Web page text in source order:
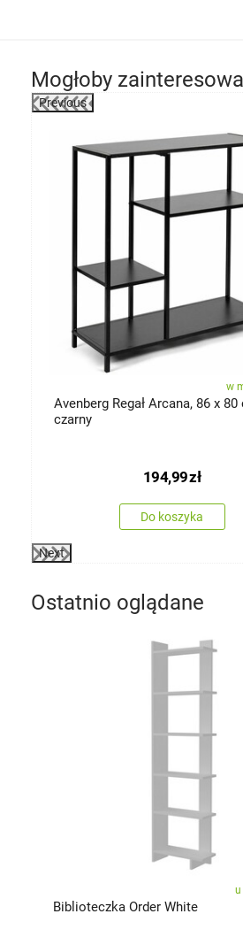
Mogłoby
Previous
w
Avenberg Regał Arcana, 86 x 80
czarny
194,99zł
Do koszyka
Next
Ostatnio oglądane
u
Biblioteczka Order White